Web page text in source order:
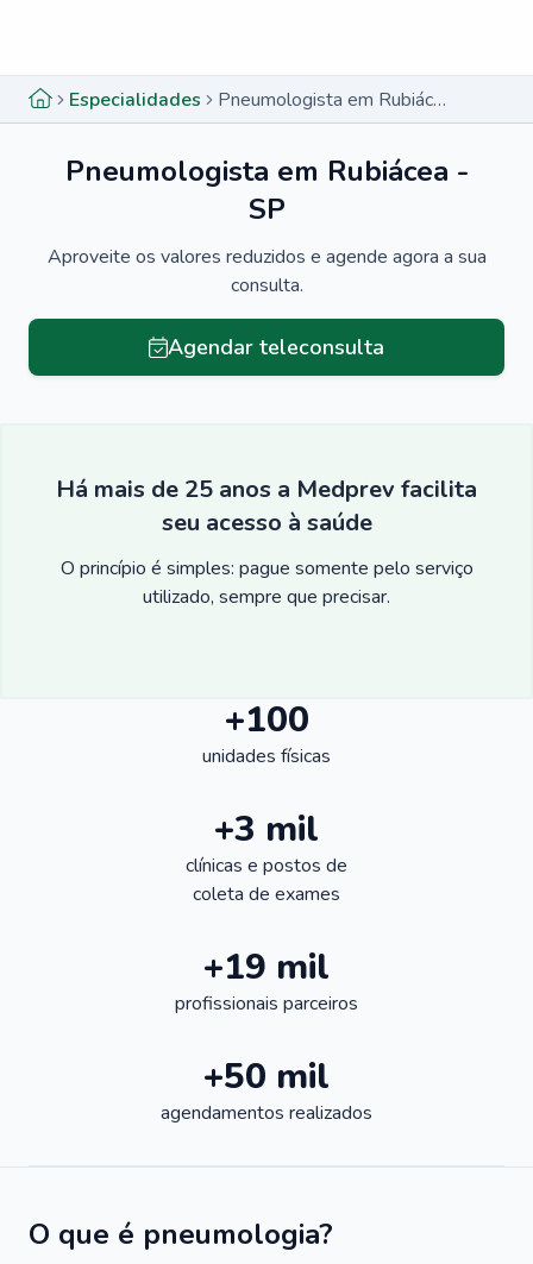
Especialidades Pneumologista em Rubiácea - SP
Pneumologista em Rubiácea -
SP
Aproveite os valores reduzidos e agende agora a sua
consulta.
Agendar teleconsulta
Há mais de 25 anos a Medprev facilita
seu acesso à saúde
O princípio é simples: pague somente pelo serviço
utilizado, sempre que precisar.
+100
unidades físicas
+3 mil
clínicas e postos de
coleta de exames
+19 mil
profissionais parceiros
+50 mil
agendamentos realizados
O que é pneumologia?